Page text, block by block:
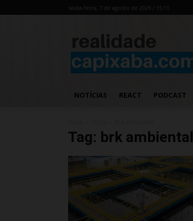
sexta-feira, 7 de agosto de 2026 / 15:11
NOTÍCIAS REACT PODCAST
Tag: brk ambiental